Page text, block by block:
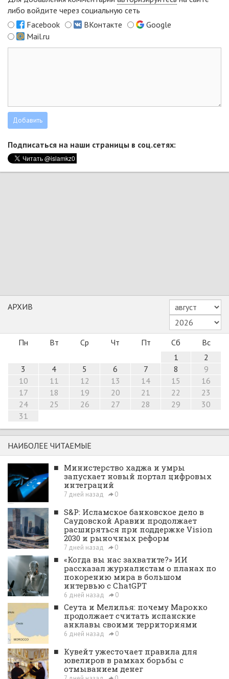
либо войдите через социальную сеть
Facebook
ВКонтакте
Google
Mail.ru
Подписаться на наши страницы в соц.сетях:
АРХИВ
Пн Вт Ср Чт Пт Сб
Вс
1
2
3
4 5 6 7 8
9
10
11 12 13 14 15
16
17
18 19 20 21 22
23
24
25 26 27 28 29
30
31
НАИБОЛЕЕ ЧИТАЕМЫЕ
■ Министерство хаджа и умры
запускает новый портал цифровых
интеграций
7 дней назад 0
■ S&P: Исламское банковское дело в
Саудовской Аравии продолжает
расширяться при поддержке Vision
2030 и рыночных реформ
7 дней назад 0
■ «Когда вы нас захватите?» ИИ
рассказал журналистам о планах по
покорению мира в большом
интервью с ChatGPT
6 дней назад 0
■ Сеута и Мелилья: почему Марокко
продолжает считать испанские
анклавы своими территориями
6 дней назад 0
■ Кувейт ужесточает правила для
ювелиров в рамках борьбы с
отмыванием денег